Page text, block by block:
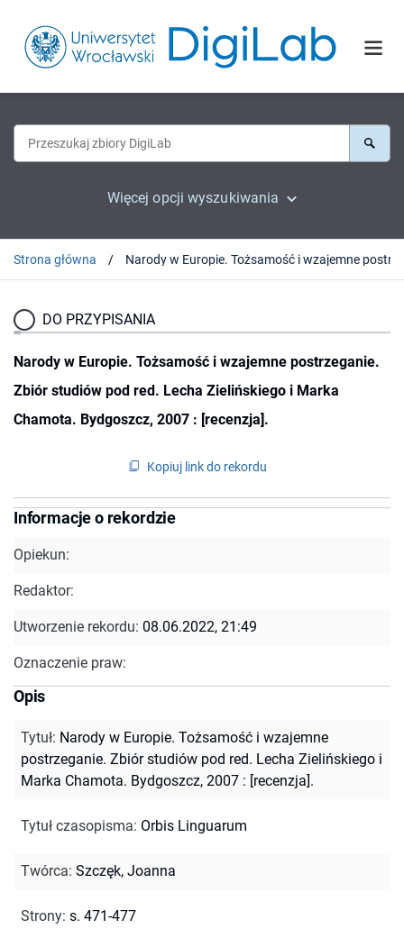
Więcej opcji wyszukiwania
Strona główna
DO PRZYPISANIA
Narody w Europie. Tożsamość i wzajemne postrzeganie.
Zbiór studiów pod red. Lecha Zielińskiego i Marka
Chamota. Bydgoszcz, 2007 : [recenzja].
Kopiuj link do rekordu
Informacje o rekordzie
Opiekun:
Redaktor:
Utworzenie rekordu: 08.06.2022, 21:49
Oznaczenie praw:
Opis
Tytuł: Narody w Europie. Tożsamość i wzajemne
postrzeganie. Zbiór studiów pod red. Lecha Zielińskiego i
Marka Chamota. Bydgoszcz, 2007 : [recenzja].
Tytuł czasopisma: Orbis Linguarum
Twórca: Szczęk, Joanna
Strony: s. 471-477